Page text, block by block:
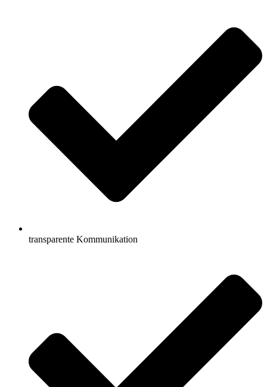
transparente Kommunikation